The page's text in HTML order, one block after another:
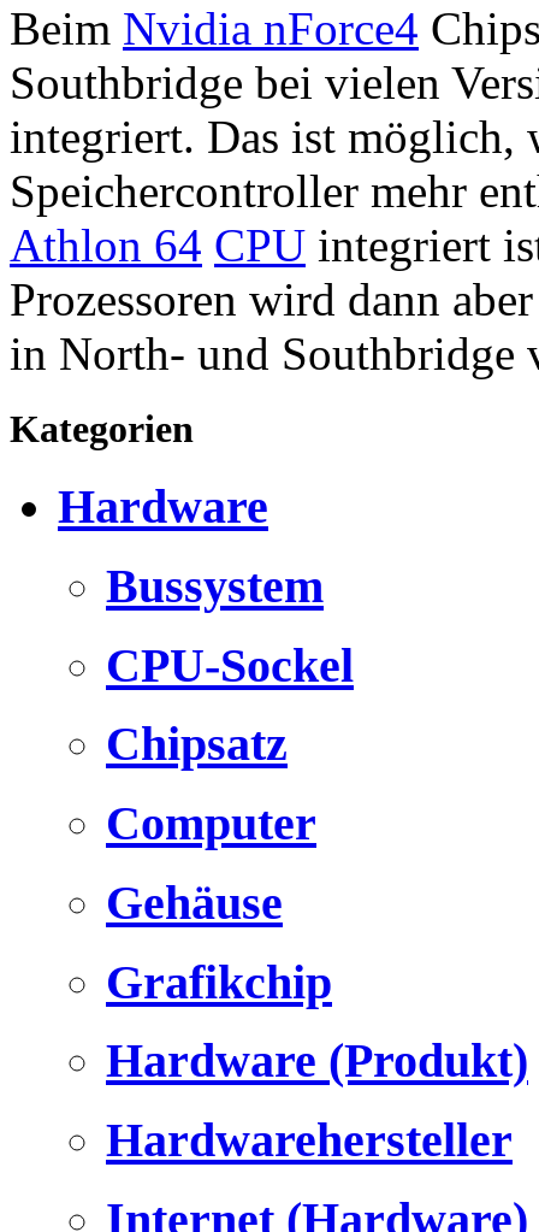
Beim Nvidia nForce4
Southbridge bei vielen
integriert. Das ist möglich,
Speichercontroller mehr
Athlon 64 CPU integriert
Prozessoren wird dann
in North- und Southbridge
Kategorien
Hardware
Bussystem
CPU-Sockel
Chipsatz
Computer
Gehäuse
Grafikchip
Hardware (Produkt)
Hardwarehersteller
Internet (Hardware)